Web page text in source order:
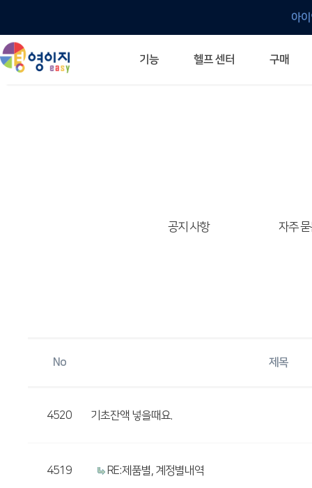
아
기능 헬프 센터 구매
공지 사항 자주
No 제목
4520 기초잔액 넣을때요.
4519 RE:제품별, 계정별내역